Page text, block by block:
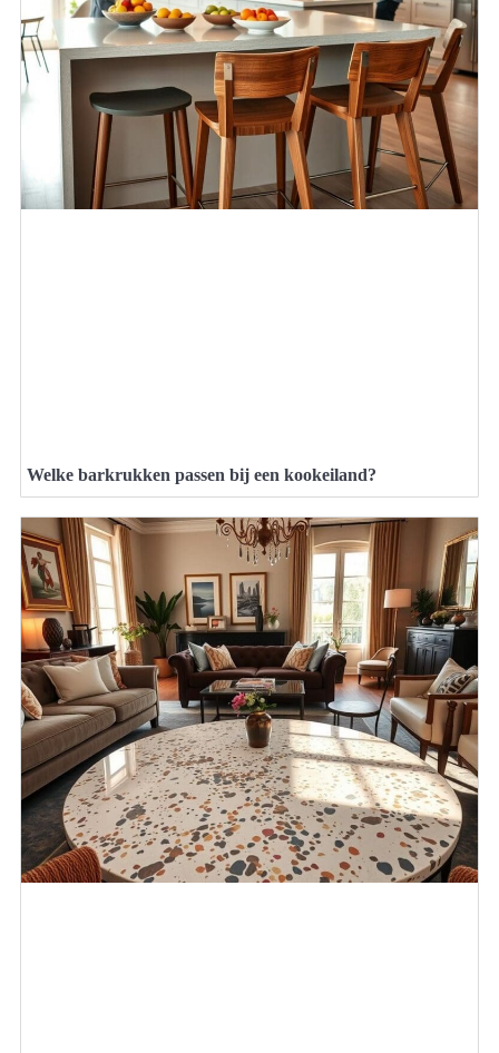
Welke barkrukken passen bij een kookeiland?